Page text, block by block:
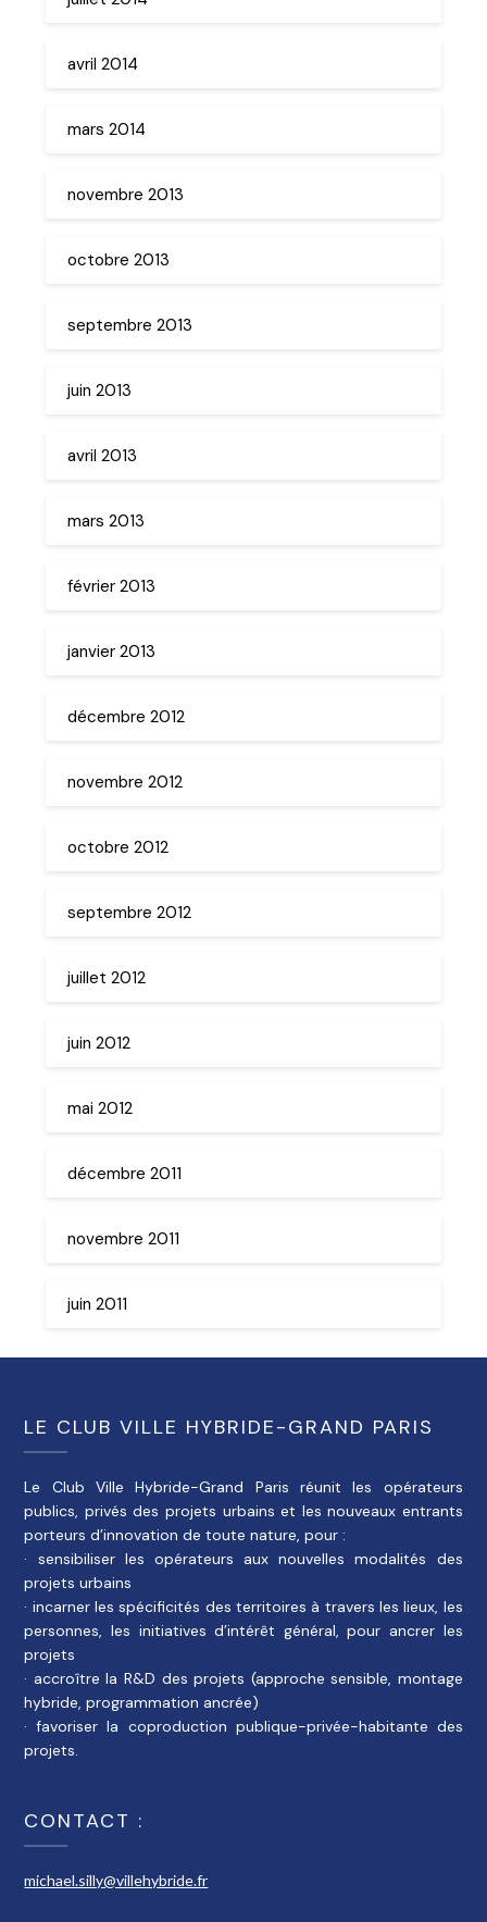
avril 2014
mars 2014
novembre 2013
octobre 2013
septembre 2013
juin 2013
avril 2013
mars 2013
février 2013
janvier 2013
décembre 2012
novembre 2012
octobre 2012
septembre 2012
juillet 2012
juin 2012
mai 2012
décembre 2011
novembre 2011
juin 2011
LE CLUB VILLE HYBRIDE-GRAND PARIS
Le Club Ville Hybride-Grand Paris réunit les opérateurs
publics, privés des projets urbains et les nouveaux entrants
porteurs d’innovation de toute nature, pour :
· sensibiliser les opérateurs aux nouvelles modalités des
projets urbains
· incarner les spécificités des territoires à travers les lieux, les
personnes, les initiatives d’intérêt général, pour ancrer les
projets
· accroître la R&D des projets (approche sensible, montage
hybride, programmation ancrée)
· favoriser la coproduction publique-privée-habitante des
projets.
CONTACT :
michael.silly@villehybride.fr